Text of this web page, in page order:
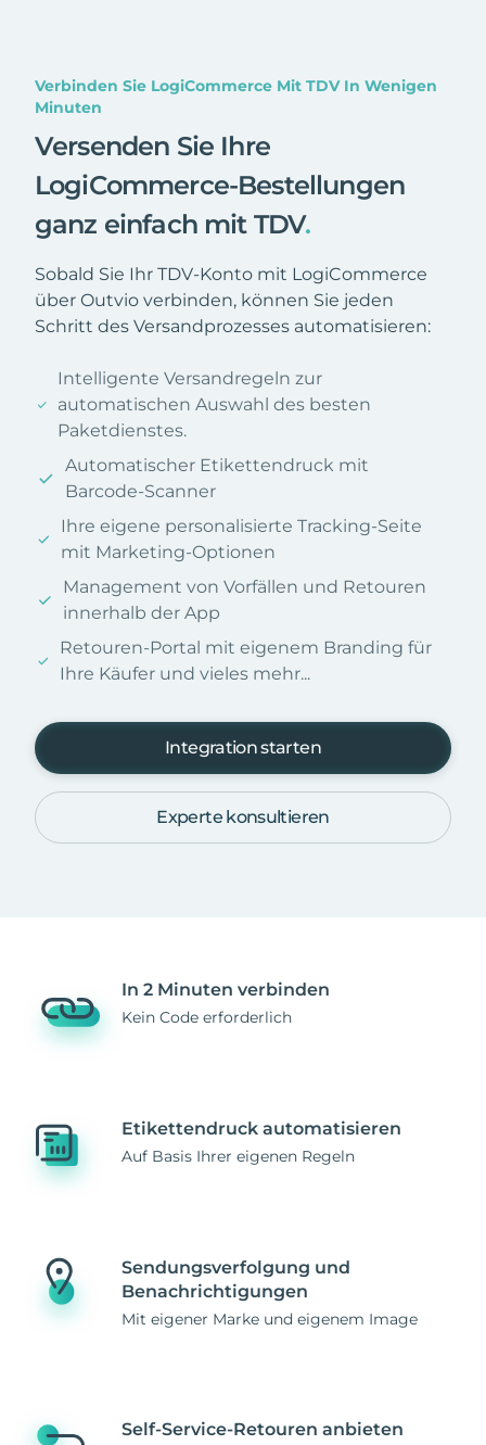
Verbinden Sie LogiCommerce Mit TDV In Wenigen
Minuten
Versenden Sie Ihre
LogiCommerce-Bestellungen
ganz einfach mit TDV.
Sobald Sie Ihr TDV-Konto mit LogiCommerce
über Outvio verbinden, können Sie jeden
Schritt des Versandprozesses automatisieren:
Intelligente Versandregeln zur
automatischen Auswahl des besten
Paketdienstes.
Automatischer Etikettendruck mit
Barcode-Scanner
Ihre eigene personalisierte Tracking-Seite
mit Marketing-Optionen
Management von Vorfällen und Retouren
innerhalb der App
Retouren-Portal mit eigenem Branding für
Ihre Käufer und vieles mehr...
Integration starten
Experte konsultieren
In 2 Minuten verbinden
Kein Code erforderlich
Etikettendruck automatisieren
Auf Basis Ihrer eigenen Regeln
Sendungsverfolgung und
Benachrichtigungen
Mit eigener Marke und eigenem Image
Self-Service-Retouren anbieten